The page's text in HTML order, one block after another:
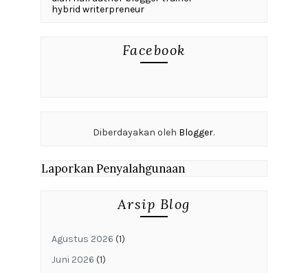
hybrid writerpreneur
Facebook
Diberdayakan oleh Blogger.
Laporkan Penyalahgunaan
Arsip Blog
Agustus 2026 (1)
Juni 2026 (1)